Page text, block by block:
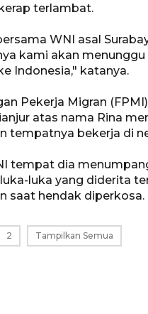
terlambat.
WNI asal
kami akan
Indonesia," katanya.
Pekerja Migran
atas nama Rina
tempatnya bekerja di
tempat dia
luka yang diderita
saat hendak diperkosa.
2 Tampilkan Semua